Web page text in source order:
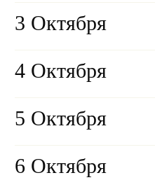
3 Октября
4 Октября
5 Октября
6 Октября